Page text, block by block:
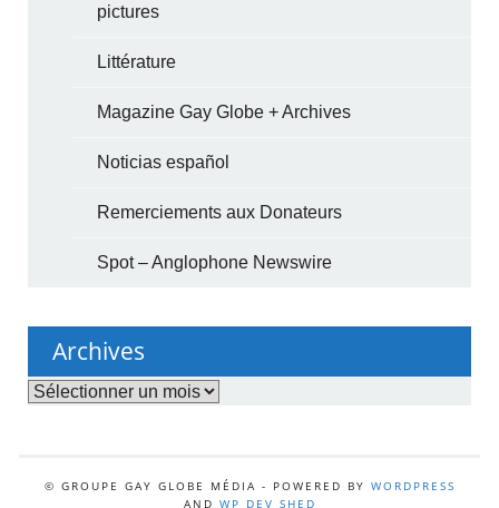
pictures
Littérature
Magazine Gay Globe + Archives
Noticias español
Remerciements aux Donateurs
Spot – Anglophone Newswire
Archives
Archives
© GROUPE GAY GLOBE MÉDIA - POWERED BY WORDPRESS
AND WP DEV SHED